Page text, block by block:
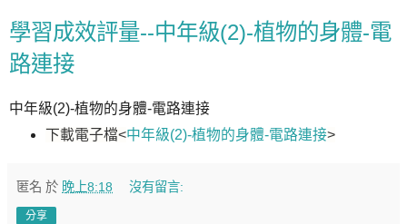
學習成效評量--中年級(2)-植物的身體-電
路連接
中年級(2)-植物的身體-電路連接
下載電子檔<中年級(2)-植物的身體-電路連接>
匿名 於 晚上8:18 沒有留言:
分享